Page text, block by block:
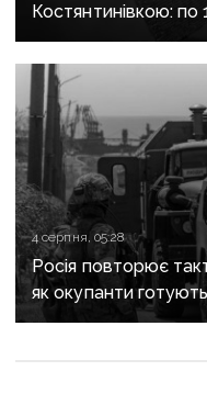
Костянтинівкою:
десятеро
4 серпня, 05:28
Росія повторює
як окупанти
Краматорськ